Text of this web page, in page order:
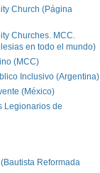
Church (Página
Churches. MCC.
en todo el mundo)
(MCC)
Inclusivo (Argentina)
(México)
Legionarios de
Reformada